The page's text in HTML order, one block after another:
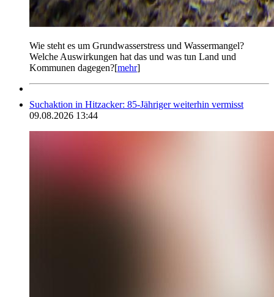
Wie steht es um Grundwasserstress und Wassermangel?
Welche Auswirkungen hat das und was tun Land und
Kommunen dagegen?[mehr]
Suchaktion in Hitzacker: 85-Jähriger weiterhin vermisst
09.08.2026 13:44